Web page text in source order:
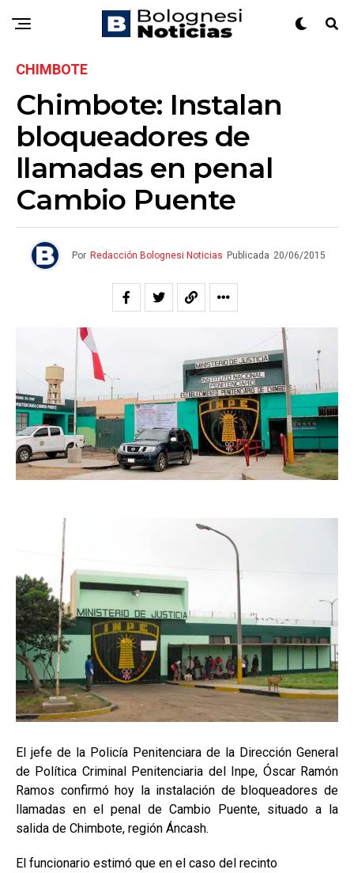
CHIMBOTE
Chimbote: Instalan
bloqueadores de
llamadas en penal
Cambio Puente
Por Redacción Bolognesi Noticias Publicada 20/06/2015
El jefe de la Policía Penitenciara de la Dirección General
de Política Criminal Penitenciaria del Inpe, Óscar Ramón
Ramos confirmó hoy la instalación de bloqueadores de
llamadas en el penal de Cambio Puente, situado a la
salida de Chimbote, región Áncash.
El funcionario estimó que en el caso del recinto